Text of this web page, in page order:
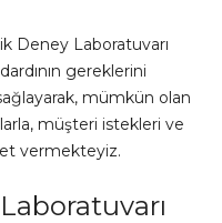
Deney Laboratuvarı
gereklerini
mümkün olan
müşteri istekleri ve
vermekteyiz.